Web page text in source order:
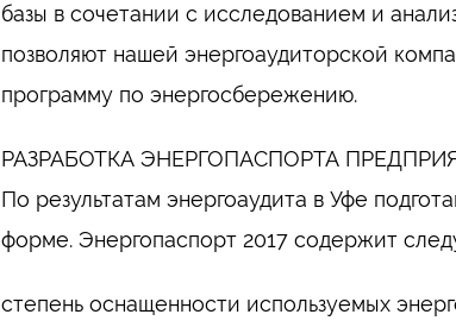
базы в сочетании с исследованием и
позволяют нашей энергоаудиторской
программу по энергосбережению.
РАЗРАБОТКА ЭНЕРГОПАСПОРТА
По результатам энергоаудита в Уфе
форме. Энергопаспорт 2017 содержит
степень оснащенности используемых